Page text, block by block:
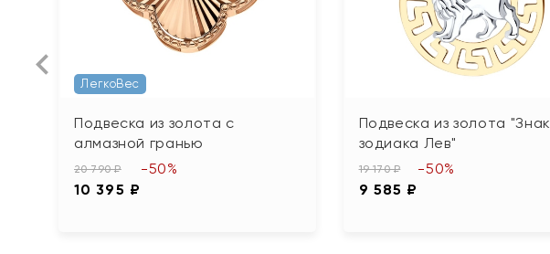
ЛегкоВес
Подвеска из золота с
алмазной гранью
20 790 ₽
10 395 ₽
-50%
Подвеска из золота "Знак
зодиака Лев"
19 170 ₽
9 585 ₽
-50%